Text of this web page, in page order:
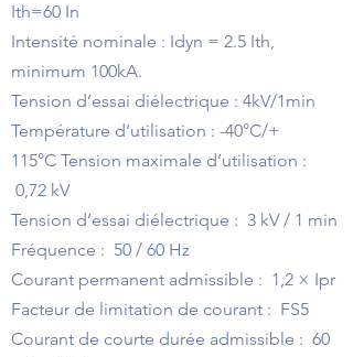
Ith=60 In
Intensité nominale : Idyn = 2.5 Ith,
minimum 100kA.
Tension d’essai diélectrique : 4kV/1min
Température d’utilisation : -40°C/+
115°C Tension maximale d’utilisation :
0,72 kV
Tension d’essai diélectrique : 3 kV / 1 min
Fréquence : 50 / 60 Hz
Courant permanent admissible : 1,2 × Ipr
Facteur de limitation de courant : FS5
Courant de courte durée admissible : 60